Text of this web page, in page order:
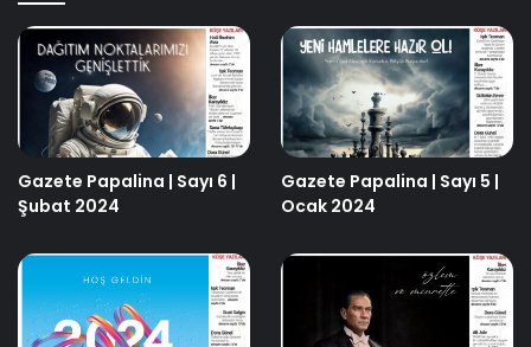
Gazete Papalina | Sayı 6 |
Şubat 2024
Gazete Papalina | Sayı 5 |
Ocak 2024